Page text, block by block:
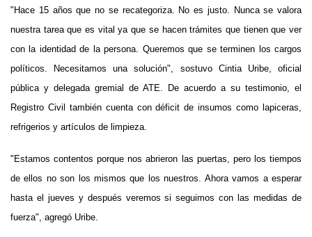
"Hace 15 años que no se recategoriza. No es justo. Nunca se valora
nuestra tarea que es vital ya que se hacen trámites que tienen que ver
con la identidad de la persona. Queremos que se terminen los cargos
políticos. Necesitamos una solución", sostuvo Cintia Uribe, oficial
pública y delegada gremial de ATE. De acuerdo a su testimonio, el
Registro Civil también cuenta con déficit de insumos como lapiceras,
refrigerios y artículos de limpieza.
"Estamos contentos porque nos abrieron las puertas, pero los tiempos
de ellos no son los mismos que los nuestros. Ahora vamos a esperar
hasta el jueves y después veremos si seguimos con las medidas de
fuerza", agregó Uribe.